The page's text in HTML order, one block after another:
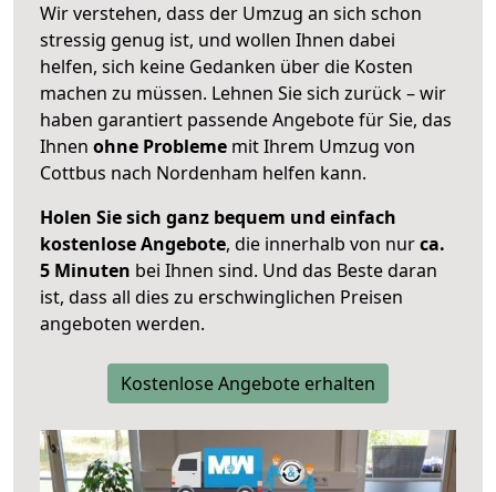
Wir verstehen, dass der Umzug an sich schon
stressig genug ist, und wollen Ihnen dabei
helfen, sich keine Gedanken über die Kosten
machen zu müssen. Lehnen Sie sich zurück – wir
haben garantiert passende Angebote für Sie, das
Ihnen ohne Probleme mit Ihrem Umzug von
Cottbus nach Nordenham helfen kann.
Holen Sie sich ganz bequem und einfach
kostenlose Angebote, die innerhalb von nurca.
5 Minuten bei Ihnen sind. Und das Beste daran
ist, dass all dies zu erschwinglichen Preisen
angeboten werden.
Kostenlose Angebote erhalten